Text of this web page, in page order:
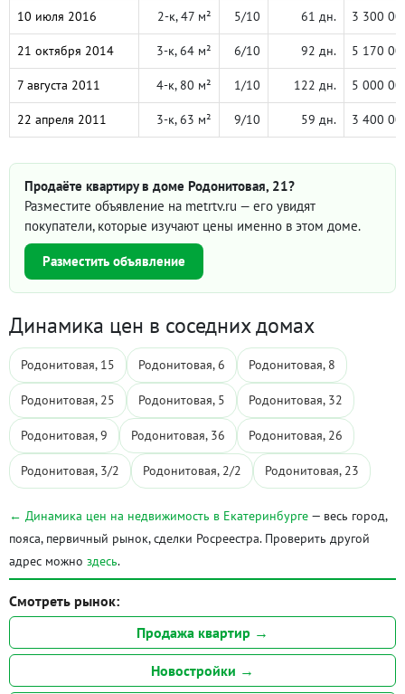
10 июля 2016 2-к, 47 м² 5/10 61 дн. 3 300
21 октября 2014 3-к, 64 м² 6/10 92 дн. 5 170
7 августа 2011 4-к, 80 м² 1/10 122 дн. 5 000
22 апреля 2011 3-к, 63 м² 9/10 59 дн. 3 400
Продаёте квартиру в доме Родонитовая, 21?
Разместите объявление на metrtv.ru — его увидят
покупатели, которые изучают цены именно в этом доме.
Разместить объявление
Динамика цен в соседних домах
Родонитовая, 15 Родонитовая, 6 Родонитовая, 8
Родонитовая, 25 Родонитовая, 5 Родонитовая, 32
Родонитовая, 9 Родонитовая, 36 Родонитовая, 26
Родонитовая, 3/2 Родонитовая, 2/2 Родонитовая, 23
← Динамика цен на недвижимость в Екатеринбурге — весь город,
пояса, первичный рынок, сделки Росреестра. Проверить другой
адрес можно здесь.
Смотреть рынок:
Продажа квартир →
Новостройки →